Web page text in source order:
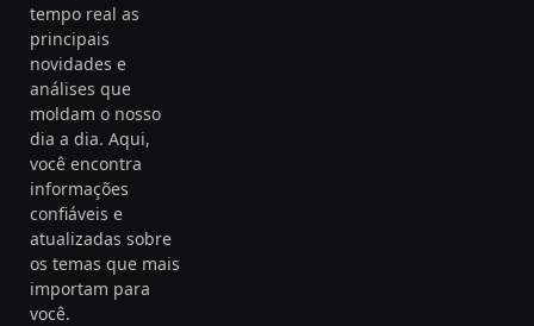
tempo real as
principais
novidades e
análises que
moldam o nosso
dia a dia. Aqui,
você encontra
informações
confiáveis e
atualizadas sobre
os temas que mais
importam para
você.